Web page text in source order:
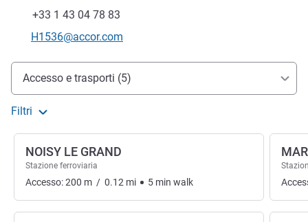
Fax
+33 1 43 04 78 83
E-mail di contatto
H1536@accor.com
Accesso e trasporti
Accesso e trasporti (5)
Filtri
NOISY LE GRAND
Stazione ferroviaria
Accesso:200 m / 0.12 mi 5 min walk